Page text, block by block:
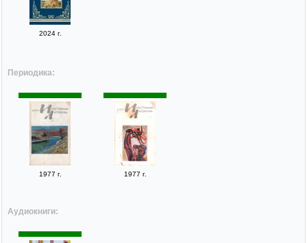
2024 г.
Периодика:
1977 г. 1977 г.
Аудиокниги: